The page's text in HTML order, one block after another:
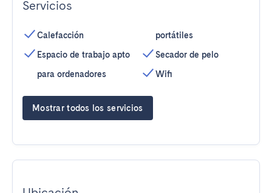
Servicios
Calefacción
Espacio de trabajo apto
para ordenadores
portátiles
Secador de pelo
Wifi
Mostrar todos los servicios